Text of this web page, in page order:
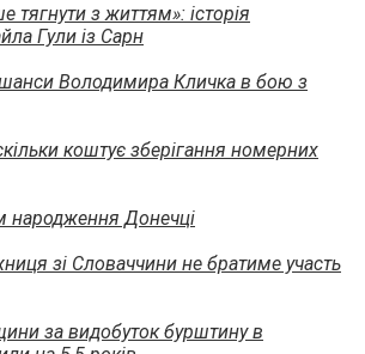
тягнути з життям»: історія
Гули із Сарн
Володимира Кличка в бою з
коштує зберігання номерних
народження Донечці
зі Словаччини не братиме участь
за видобуток бурштину в